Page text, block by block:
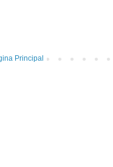
Principal